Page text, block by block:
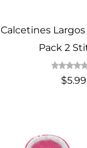
Calcetines
Pack 2